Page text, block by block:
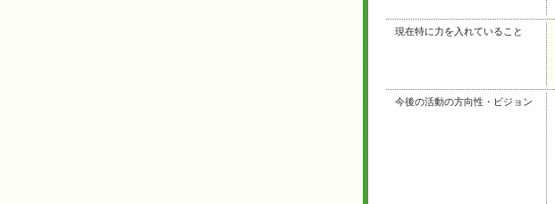
現在特に力を入れていること
今後の活動の方向性・ビジョン